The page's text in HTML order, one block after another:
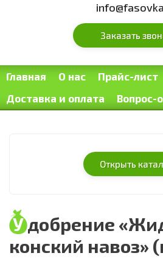
Заказать
Главная О нас
Прайс-лист
Доставка и оплата
Вопрос-
Открыть
Удобрение «Жидкий
конский навоз»